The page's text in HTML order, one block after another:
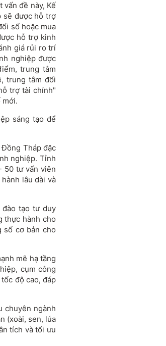
vấn đề này, Kế
sẽ được hỗ trợ
số hoặc mua
hỗ trợ kinh
giá rủi ro trí
nghiệp được
trung tâm
trung tâm đổi
trợ tài chính"
mới.
sáng tạo để
Tháp đặc
nghiệp. Tỉnh
50 tư vấn viên
lâu dài và
tạo tư duy
thực hành cho
số cơ bản cho
mẽ hạ tầng
cụm công
độ cao, đáp
chuyên ngành
(xoài, sen, lúa
tích và tối ưu